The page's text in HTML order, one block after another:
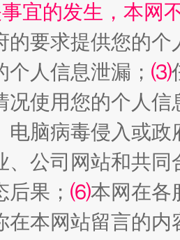
来5年
一体化项目 走
宜的发生，本网
的要求提供您的个
人信息泄漏； ⑶
况使用您的个人
电脑病毒侵入或
、公司网站和共
果； ⑹本网在各
在本网站留言的内